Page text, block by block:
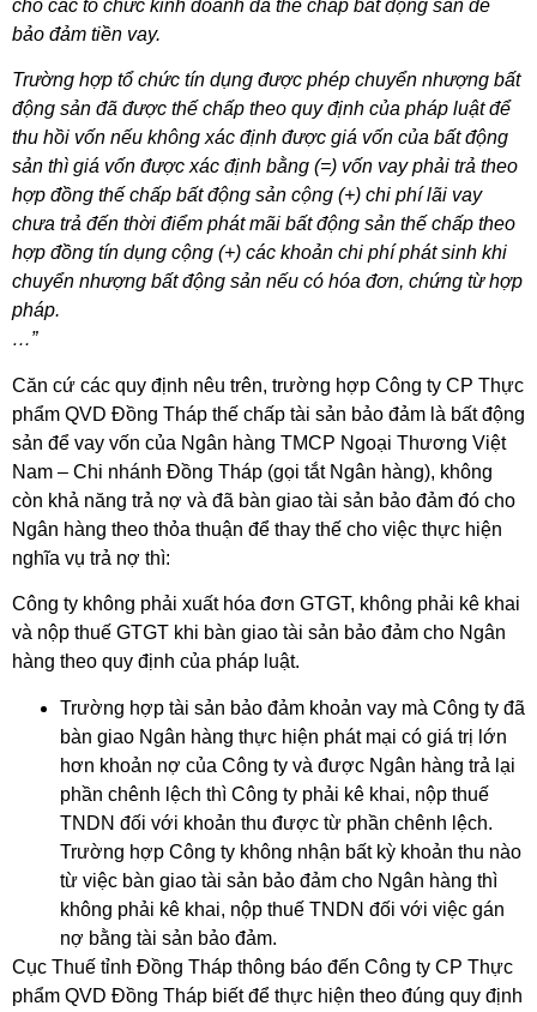
cho các tổ chức kinh doanh đã thế chấp bất động sản để
bảo đảm tiền vay.
Trường hợp tổ chức tín dụng được phép chuyển nhượng bất
động sản đã được thế chấp theo quy định của pháp luật để
thu hồi vốn nếu không xác định được giá vốn của bất động
sản thì giá vốn được xác định bằng (=) vốn vay phải trả theo
hợp đồng thế chấp bất động sản cộng (+) chi phí lãi vay
chưa trả đến thời điểm phát mãi bất động sản thế chấp theo
hợp đồng tín dụng cộng (+) các khoản chi phí phát sinh khi
chuyển nhượng bất động sản nếu có hóa đơn, chứng từ hợp
pháp.
…”
Căn cứ các quy định nêu trên, trường hợp Công ty CP Thực
phẩm QVD Đồng Tháp thế chấp tài sản bảo đảm là bất động
sản để vay vốn của Ngân hàng TMCP Ngoại Thương Việt
Nam – Chi nhánh Đồng Tháp (gọi tắt Ngân hàng), không
còn khả năng trả nợ và đã bàn giao tài sản bảo đảm đó cho
Ngân hàng theo thỏa thuận để thay thế cho việc thực hiện
nghĩa vụ trả nợ thì:
Công ty không phải xuất hóa đơn GTGT, không phải kê khai
và nộp thuế GTGT khi bàn giao tài sản bảo đảm cho Ngân
hàng theo quy định của pháp luật.
Trường hợp tài sản bảo đảm khoản vay mà Công ty đã
bàn giao Ngân hàng thực hiện phát mại có giá trị lớn
hơn khoản nợ của Công ty và được Ngân hàng trả lại
phần chênh lệch thì Công ty phải kê khai, nộp thuế
TNDN đối với khoản thu được từ phần chênh lệch.
Trường hợp Công ty không nhận bất kỳ khoản thu nào
từ việc bàn giao tài sản bảo đảm cho Ngân hàng thì
không phải kê khai, nộp thuế TNDN đối với việc gán
nợ bằng tài sản bảo đảm.
Cục Thuế tỉnh Đồng Tháp thông báo đến Công ty CP Thực
phẩm QVD Đồng Tháp biết để thực hiện theo đúng quy định